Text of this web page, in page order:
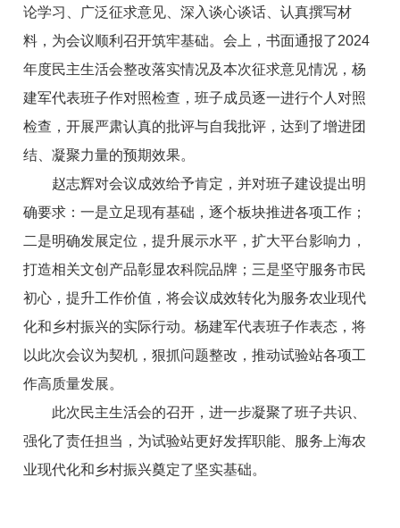
论学习、广泛征求意见、深入谈心谈话、认真撰写材
料，为会议顺利召开筑牢基础。会上，书面通报了2024
年度民主生活会整改落实情况及本次征求意见情况，杨
建军代表班子作对照检查，班子成员逐一进行个人对照
检查，开展严肃认真的批评与自我批评，达到了增进团
结、凝聚力量的预期效果。
赵志辉对会议成效给予肯定，并对班子建设提出明
确要求：一是立足现有基础，逐个板块推进各项工作；
二是明确发展定位，提升展示水平，扩大平台影响力，
打造相关文创产品彰显农科院品牌；三是坚守服务市民
初心，提升工作价值，将会议成效转化为服务农业现代
化和乡村振兴的实际行动。杨建军代表班子作表态，将
以此次会议为契机，狠抓问题整改，推动试验站各项工
作高质量发展。
此次民主生活会的召开，进一步凝聚了班子共识、
强化了责任担当，为试验站更好发挥职能、服务上海农
业现代化和乡村振兴奠定了坚实基础。